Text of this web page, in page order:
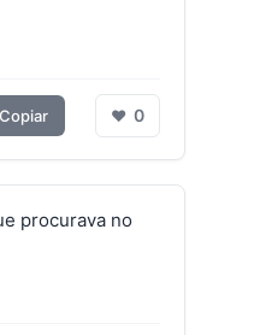
❤ 0
procurava no